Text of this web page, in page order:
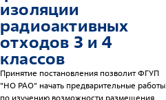
изоляции
радиоактивных
отходов 3 и 4
классов
Принятие постановления позволит ФГУП
"НО РАО" начать предварительные работы